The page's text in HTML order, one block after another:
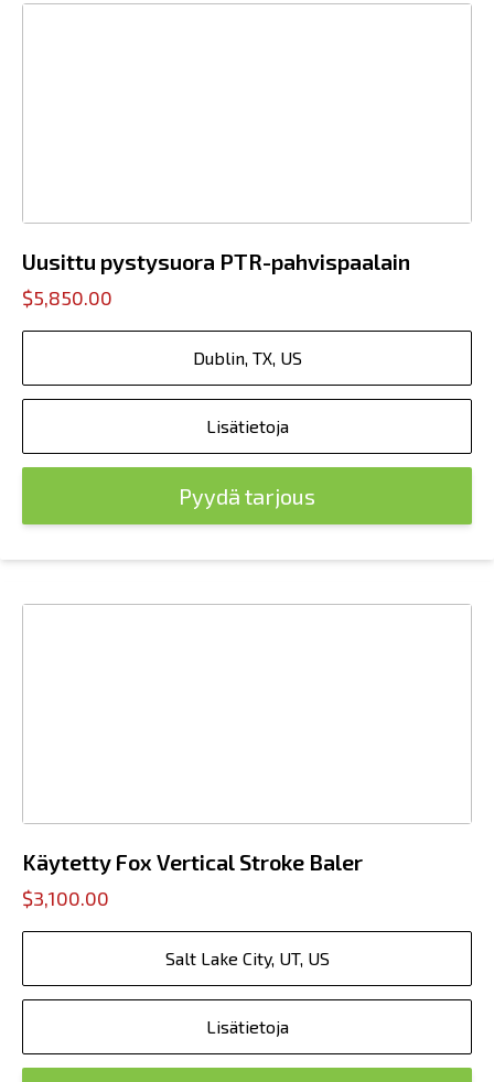
Uusittu pystysuora PTR-pahvispaalain
$5,850.00
Dublin, TX, US
Lisätietoja
Pyydä tarjous
Käytetty Fox Vertical Stroke Baler
$3,100.00
Salt Lake City, UT, US
Lisätietoja